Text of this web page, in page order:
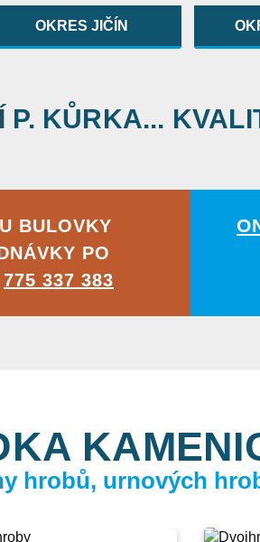
OKRES JIČÍN
P. KŮRKA...
BULOVKY
PO
775 337 383
hrobů, urnových